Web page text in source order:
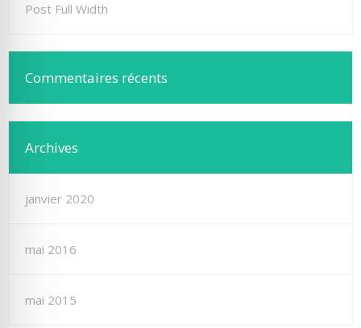
Post Full Width
Commentaires récents
Archives
janvier 2020
mai 2016
mai 2015